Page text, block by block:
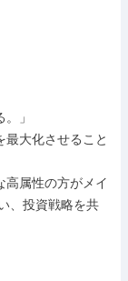
」
最大化させること
高属性の方がメイ
、投資戦略を共